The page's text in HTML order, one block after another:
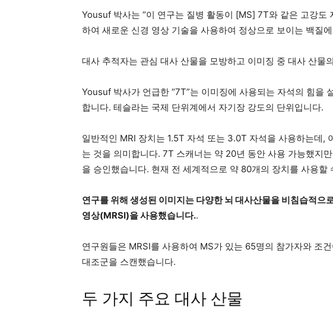
Yousuf 박사는 “이 연구는 질병 활동이 [MS] 7T와 같은 고강도
하여 새로운 신경 영상 기술을 사용하여 정상으로 보이는 백질
대사 추적자는 관심 대사 산물을 모방하고 이미징 중 대사 산물
Yousuf 박사가 언급한 “7T”는 이미징에 사용되는 자석의 힘을
합니다. 테슬라는 국제 단위계에서 자기장 강도의 단위입니다.
일반적인 MRI 장치는 1.5T 자석 또는 3.0T 자석을 사용하는데,
는 것을 의미합니다. 7T 스캐너는 약 20년 동안 사용 가능했지
을 승인했습니다. 현재 전 세계적으로 약 80개의 장치를 사용할
연구를 위해 생성된 이미지는 다양한 뇌 대사산물을 비침습적으
영상(MRSI)을 사용했습니다..
연구원들은 MRSI를 사용하여 MS가 있는 65명의 참가자와 조
대조군을 스캔했습니다.
두 가지 주요 대사 산물